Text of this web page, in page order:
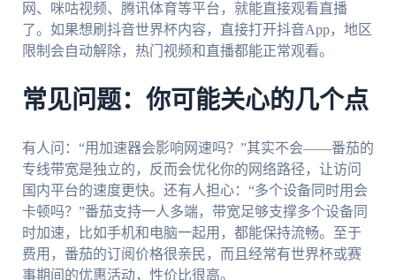
网、咪咕视频、腾讯体育等平台，就能直接观看直播
了。如果想刷抖音世界杯内容，直接打开抖音App，地区
限制会自动解除，热门视频和直播都能正常观看。
常见问题：你可能关心的几个点
有人问：“用加速器会影响网速吗？”其实不会——番茄的
专线带宽是独立的，反而会优化你的网络路径，让访问
国内平台的速度更快。还有人担心：“多个设备同时用会
卡顿吗？”番茄支持一人多端，带宽足够支撑多个设备同
时加速，比如手机和电脑一起用，都能保持流畅。至于
费用，番茄的订阅价格很亲民，而且经常有世界杯或赛
事期间的优惠活动，性价比很高。